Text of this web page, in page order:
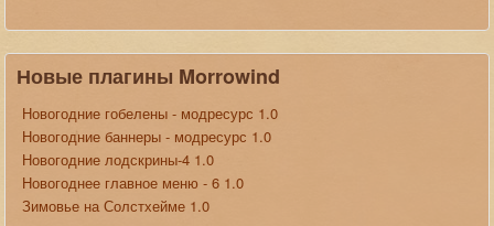
Новые плагины Morrowind
Новогодние гобелены - модресурс 1.0
Новогодние баннеры - модресурс 1.0
Новогодние лодскрины-4 1.0
Новогоднее главное меню - 6 1.0
Зимовье на Солстхейме 1.0